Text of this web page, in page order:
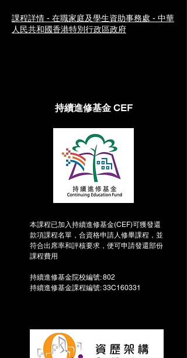
課程詳情 - 在職家庭及學生資助事務處 - ​中華
人民共和國香港特別行政區政府
持續進修基金 CEF
本課程已加入持續進修基金(CEF)可獲發還
款項課程名單，​​合資格申請人修畢課程，並
符合出席率和評核要求，便可申請發還部份
課程費用
持續進修基金院校編號: 802
持續進修基金課程編號: 33C160331